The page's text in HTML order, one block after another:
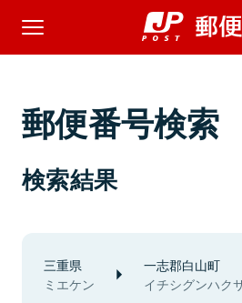
郵便番号検索
検索結果
三重県
ミエケン
一志郡白山町
イチシグンハク